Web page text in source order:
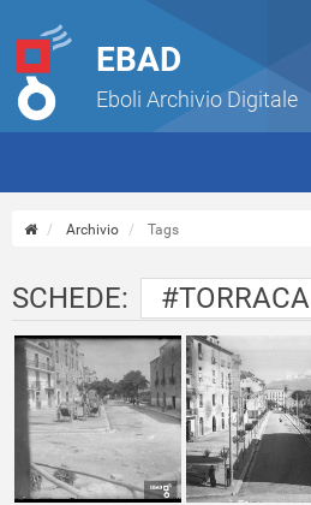
EBAD
Eboli Archivio Digitale
Archivio Tags
SCHEDE: #TORRACA